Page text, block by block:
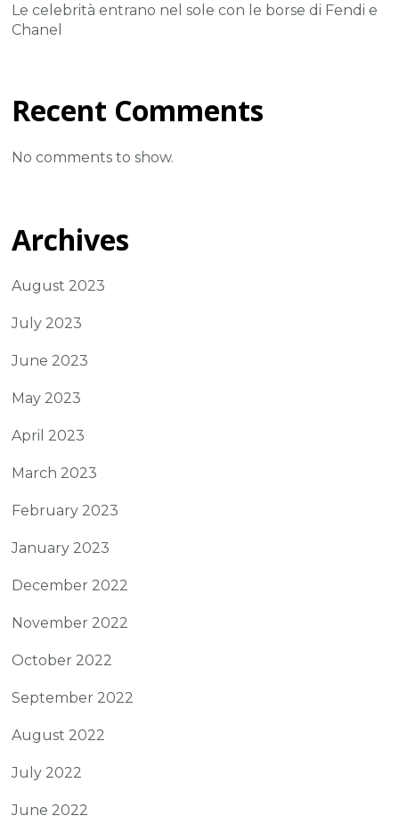
Le celebrità entrano nel sole con le borse di Fendi e
Chanel
Recent Comments
No comments to show.
Archives
August 2023
July 2023
June 2023
May 2023
April 2023
March 2023
February 2023
January 2023
December 2022
November 2022
October 2022
September 2022
August 2022
July 2022
June 2022